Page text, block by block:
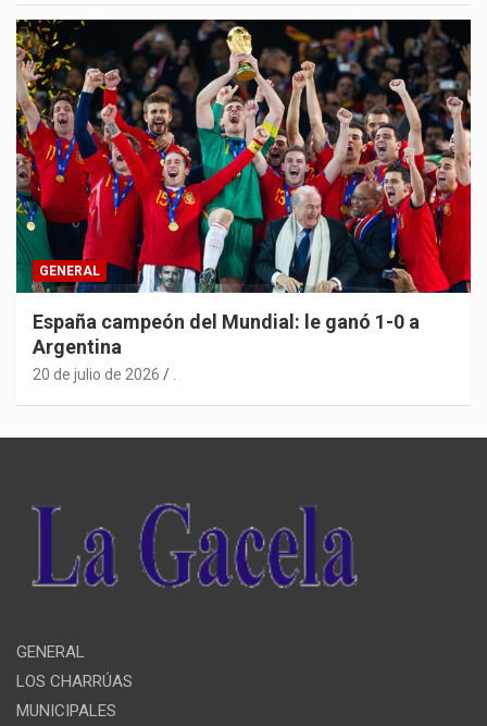
GENERAL
España campeón del Mundial: le ganó 1-0 a
Argentina
20 de julio de 2026
GENERAL
LOS CHARRÚAS
MUNICIPALES